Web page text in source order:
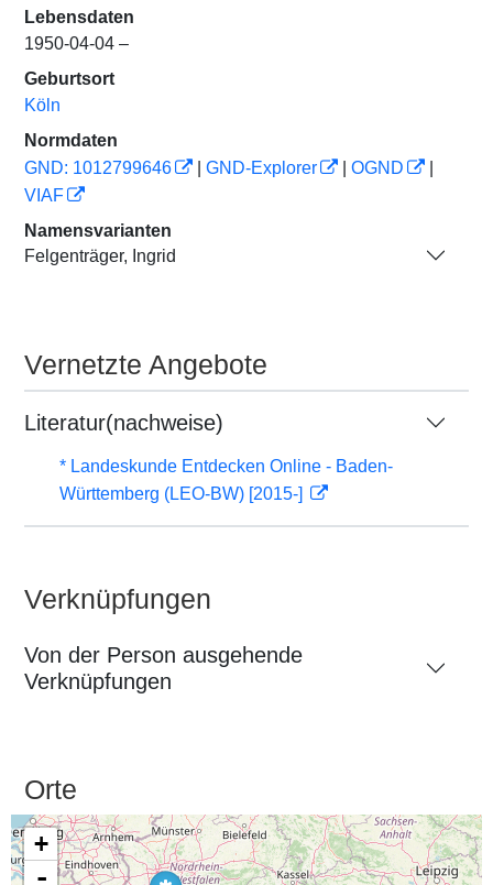
Lebensdaten
1950-04-04 –
Geburtsort
Köln
Normdaten
GND: 1012799646
GND-Explorer OGND
VIAF
Namensvarianten
Felgenträger, Ingrid
Vernetzte Angebote
Literatur(nachweise)
* Landeskunde Entdecken Online - Baden-
Württemberg (LEO-BW) [2015-]
Verknüpfungen
Von der Person ausgehende
Verknüpfungen
Orte
+
-